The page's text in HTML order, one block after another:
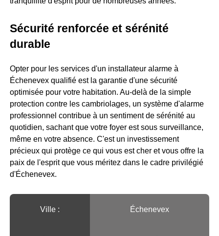
Sécurité renforcée et sérénité
durable
Opter pour les services d'un installateur alarme à
Échenevex qualifié est la garantie d'une sécurité
optimisée pour votre habitation. Au-delà de la simple
protection contre les cambriolages, un système d'alarme
professionnel contribue à un sentiment de sérénité au
quotidien, sachant que votre foyer est sous surveillance,
même en votre absence. C'est un investissement
précieux qui protège ce qui vous est cher et vous offre la
paix de l'esprit que vous méritez dans le cadre privilégié
d'Échenevex.
Ville :️ Échenevex